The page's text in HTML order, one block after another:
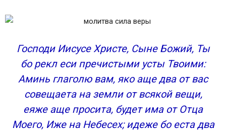
Господи Иисусе Христе, Сыне Божий, Ты
бо рекл еси пречистыми усты Твоими:
Аминь глаголю вам, яко аще два от вас
совещаета на земли от всякой вещи,
еяже аще просита, будет има от Отца
Моего, Иже на Небесех; идеже бо еста два